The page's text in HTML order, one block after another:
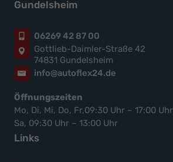
Gundelsheim
06269 42 87 00
Gottlieb-Daimler-Straße 42
74831 Gundelsheim
info@autoflex24.de
Öffnungszeiten
Mo, Di, Mi, Do, Fr,09:30 Uhr – 17:00 Uhr
Sa, 09:30 Uhr – 13:00 Uhr
Links